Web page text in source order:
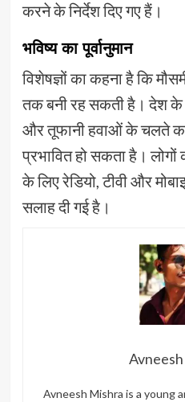
करने के निर्देश दिए गए हैं।
भविष्य का पूर्वानुमान
विशेषज्ञों का कहना है कि
तक बनी रह सकती है। देश के
और तूफानी हवाओं के चलते
प्रभावित हो सकता है। लोगों
के लिए रेडियो, टीवी और
सलाह दी गई है।
Avneesh Mishra is a young